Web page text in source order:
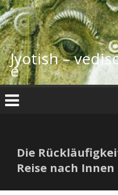
Zum
Inhalt
springen
Jyotish –
e
Die
Reise nach Innen